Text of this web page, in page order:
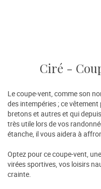
Ciré -
Le coupe-vent, comme son
des intempéries ; ce
bretons et autres et qui
très utile lors de vos
étanche, il vous aidera à
Optez pour ce coupe-vent,
virées sportives, vos loisirs
crainte.